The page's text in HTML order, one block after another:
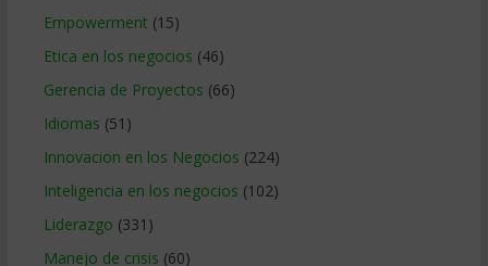
Empowerment (15)
Etica en los negocios (46)
Gerencia de Proyectos (66)
Idiomas (51)
Innovacion en los Negocios (224)
Inteligencia en los negocios (102)
Liderazgo (331)
Manejo de crisis (60)